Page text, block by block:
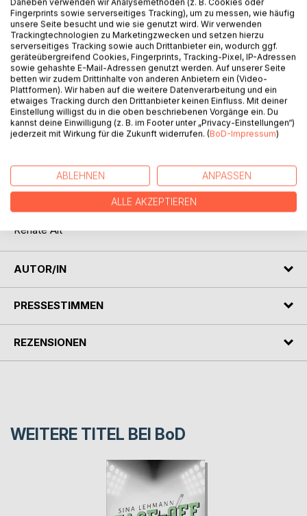
Auf die Merkliste
Titel bewerten
Wenn Sie auf der Suche nach einem Haustier sind, finden
Sie Ihr zukünftiges Familienmitglied vielleicht im Tierheim.
Renate Alt
AUTOR/IN
PRESSESTIMMEN
REZENSIONEN
WEITERE TITEL BEI BoD
Fingerprints sowie serverseitiges Tracking), um zu messen, wie häufig
unsere Seite besucht und wie sie genutzt wird. Wir verwenden
Trackingtechnologien zu Marketingzwecken und setzen hierzu
serverseitiges Tracking sowie auch Drittanbieter ein, wodurch ggf.
geräteübergreifend Cookies, Fingerprints, Tracking-Pixel, IP-Adressen
sowie gehashte E-Mail-Adressen genutzt werden. Auf unserer Seite
betten wir zudem Drittinhalte von anderen Anbietern ein (Video-
Plattformen). Wir haben auf die weitere Datenverarbeitung und ein
etwaiges Tracking durch den Drittanbieter keinen Einfluss. Mit deiner
Einstellung willigst du in die oben beschriebenen Vorgänge ein. Du
kannst deine Einwilligung (z. B. im Footer unter „Privacy-Einstellungen“)
jederzeit mit Wirkung für die Zukunft widerrufen. (BoD-Impressum)
ABLEHNEN ANPASSEN
ALLE AKZEPTIEREN